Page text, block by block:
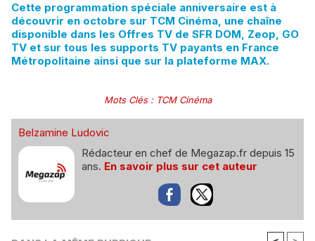
Cette programmation spéciale anniversaire est à
découvrir en octobre sur TCM Cinéma, une chaîne
disponible dans les Offres TV de SFR DOM, Zeop, GO
TV et sur tous les supports TV payants en France
Métropolitaine ainsi que sur la plateforme MAX.
Mots Clés: TCM Cinéma
Belzamine Ludovic
Rédacteur en chef de Megazap.fr depuis 15
ans. En savoir plus sur cet auteur